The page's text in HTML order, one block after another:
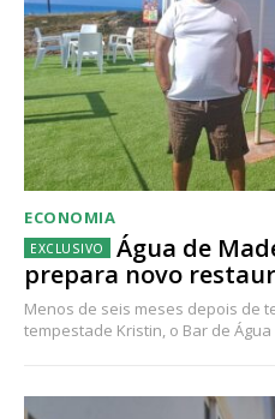
ECONOMIA
Água de
prepara novo
Menos de seis meses depois de
tempestade Kristin, o Bar de